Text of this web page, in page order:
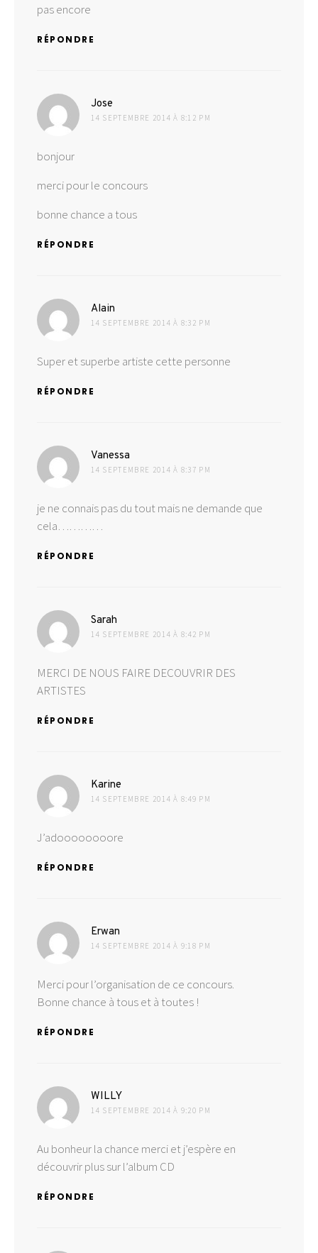
pas encore
RÉPONDRE
Jose
14 SEPTEMBRE 2014 À 8:12 PM
bonjour
merci pour le concours
bonne chance a tous
RÉPONDRE
Alain
14 SEPTEMBRE 2014 À 8:32 PM
Super et superbe artiste cette personne
RÉPONDRE
Vanessa
14 SEPTEMBRE 2014 À 8:37 PM
je ne connais pas du tout mais ne demande que
cela…………
RÉPONDRE
Sarah
14 SEPTEMBRE 2014 À 8:42 PM
MERCI DE NOUS FAIRE DECOUVRIR DES
ARTISTES
RÉPONDRE
Karine
14 SEPTEMBRE 2014 À 8:49 PM
J’adoooooooore
RÉPONDRE
Erwan
14 SEPTEMBRE 2014 À 9:18 PM
Merci pour l’organisation de ce concours.
Bonne chance à tous et à toutes !
RÉPONDRE
WILLY
14 SEPTEMBRE 2014 À 9:20 PM
Au bonheur la chance merci et j’espère en
découvrir plus sur l’album CD
RÉPONDRE